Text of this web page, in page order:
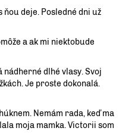
deje. Posledné dni už
a ak mi niektobude
dlhé vlasy. Svoj
Je proste dokonalá.
Nemám rada, keď ma
moja mamka. Victorii som